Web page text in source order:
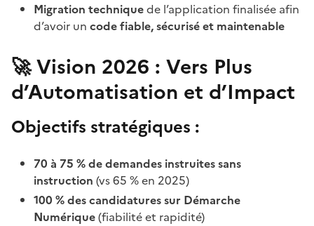
Migration techniquede l’application finalisée afin
d’avoir un code fiable, sécurisé et maintenable
🚀 Vision 2026 : Vers Plus
d’Automatisation et d’Impact
Objectifs stratégiques :
70 à 75 % de demandes instruites sans
instruction (vs 65 % en 2025)
100 % des candidatures sur Démarche
Numérique(fiabilité et rapidité)